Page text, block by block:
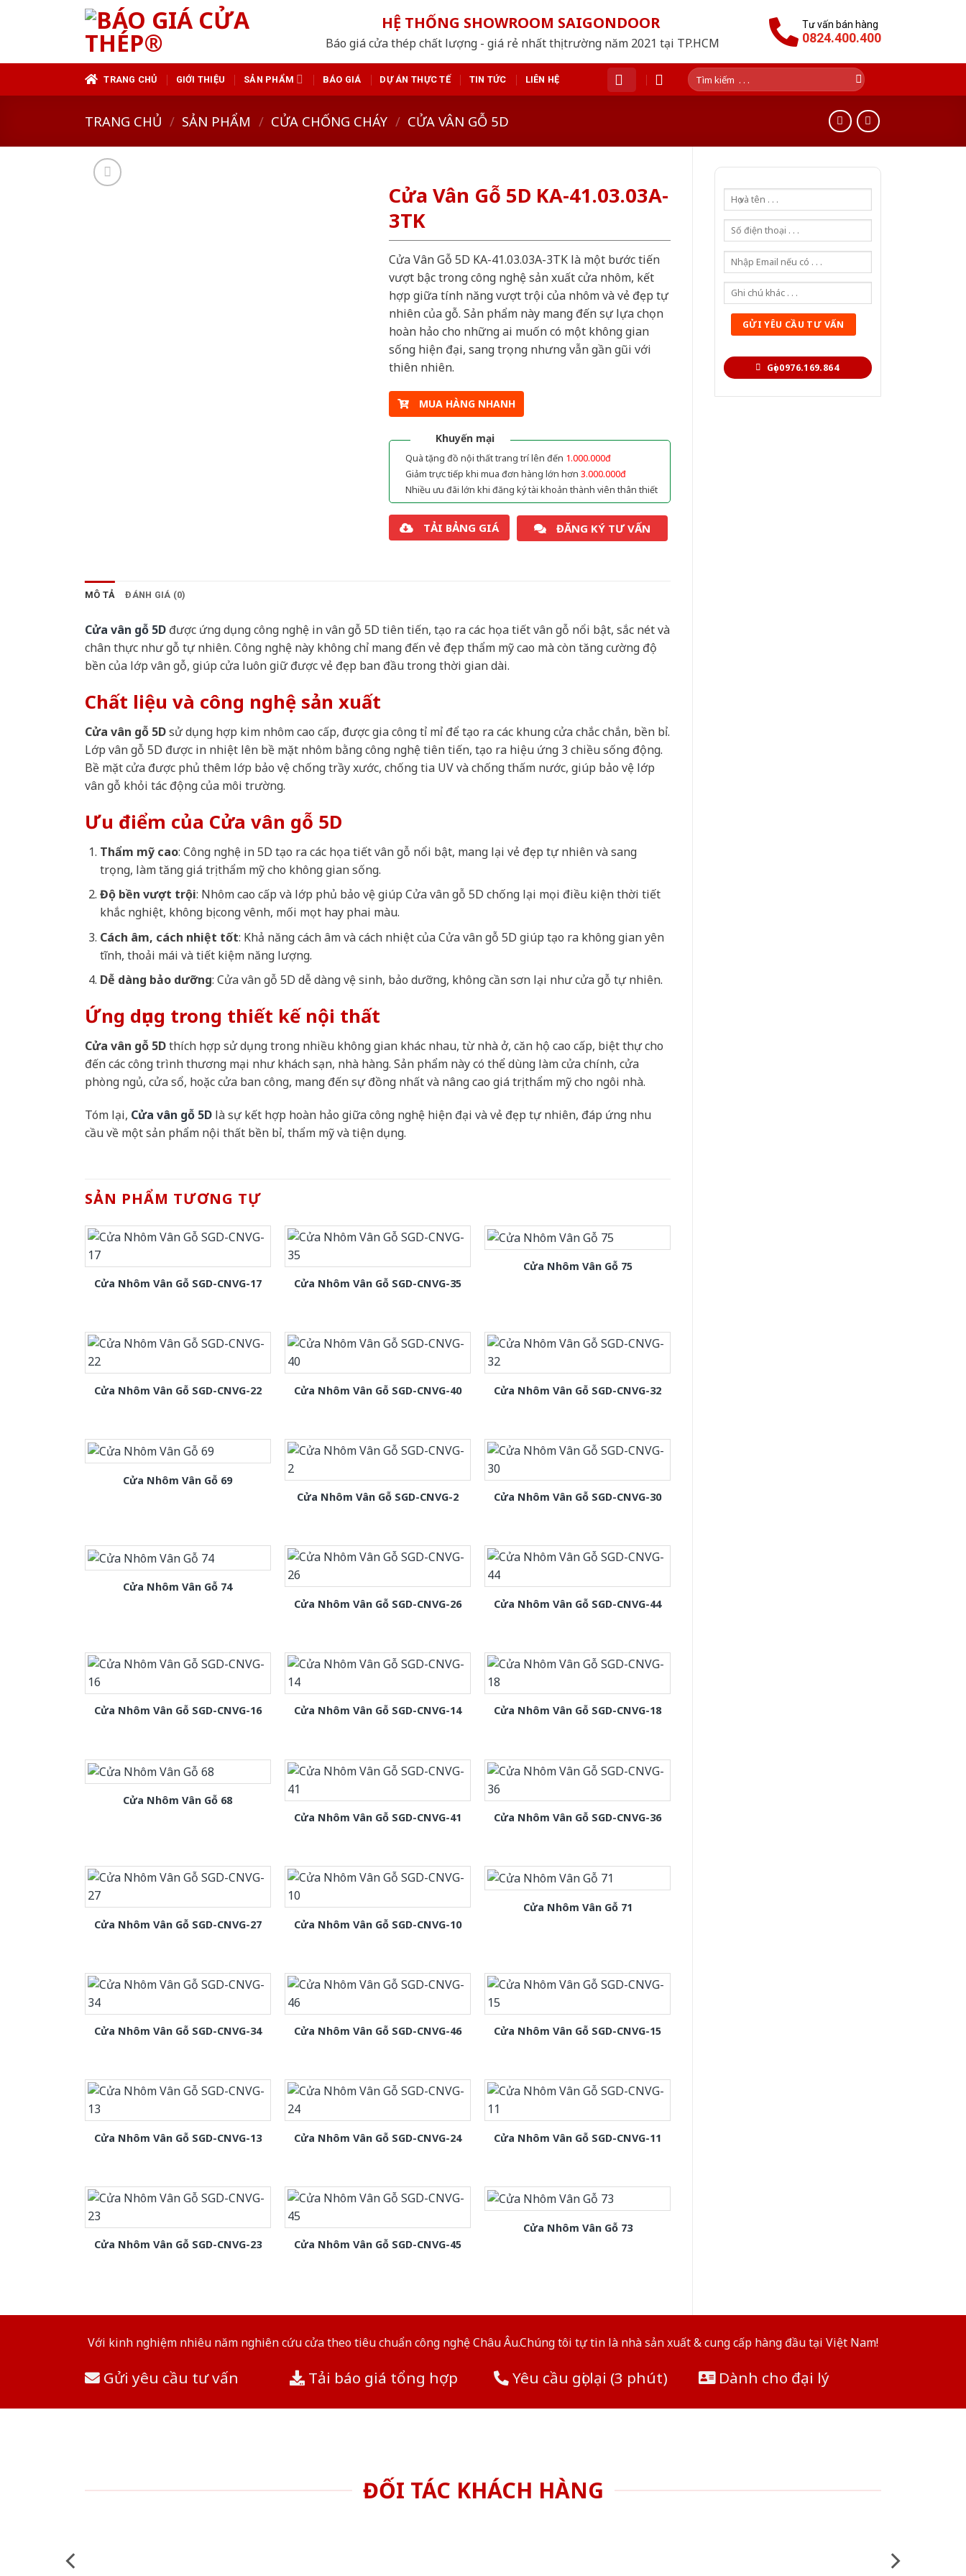
HỆ THỐNG SHOWROOM SAIGONDOOR
Báo giá cửa thép chất lượng - giá rẻ nhất thị trường năm 2021 tại TP.HCM
Tư vấn bán hàng
0824.400.400
TRANG CHỦ GIỚI THIỆU SẢN PHẨM BÁO GIÁ DỰ ÁN THỰC TẾ TIN TỨC LIÊN HỆ
Tìm
kiếm:
TRANG CHỦ / SẢN PHẨM / CỬA CHỐNG CHÁY / CỬA VÂN GỖ 5D
Gọi 0976.169.864
Cửa Vân Gỗ 5D KA-41.03.03A-
3TK
Cửa Vân Gỗ 5D KA-41.03.03A-3TK là một bước tiến
vượt bậc trong công nghệ sản xuất cửa nhôm, kết
hợp giữa tính năng vượt trội của nhôm và vẻ đẹp tự
nhiên của gỗ. Sản phẩm này mang đến sự lựa chọn
hoàn hảo cho những ai muốn có một không gian
sống hiện đại, sang trọng nhưng vẫn gần gũi với
thiên nhiên.
MUA HÀNG NHANH
Khuyến mại
Quà tặng đồ nội thất trang trí lên đến 1.000.000đ
Giảm trực tiếp khi mua đơn hàng lớn hơn 3.000.000đ
Nhiều ưu đãi lớn khi đăng ký tài khoản thành viên thân thiết
TẢI BẢNG GIÁ ĐĂNG KÝ TƯ VẤN
MÔ TẢ ĐÁNH GIÁ (0)
Cửa vân gỗ 5D được ứng dụng công nghệ in vân gỗ 5D tiên tiến, tạo ra các họa tiết vân gỗ nổi bật, sắc nét và
chân thực như gỗ tự nhiên. Công nghệ này không chỉ mang đến vẻ đẹp thẩm mỹ cao mà còn tăng cường độ
bền của lớp vân gỗ, giúp cửa luôn giữ được vẻ đẹp ban đầu trong thời gian dài.
Chất liệu và công nghệ sản xuất
Cửa vân gỗ 5Dsử dụng hợp kim nhôm cao cấp, được gia công tỉ mỉ để tạo ra các khung cửa chắc chắn, bền bỉ.
Lớp vân gỗ 5D được in nhiệt lên bề mặt nhôm bằng công nghệ tiên tiến, tạo ra hiệu ứng 3 chiều sống động.
Bề mặt cửa được phủ thêm lớp bảo vệ chống trầy xước, chống tia UV và chống thấm nước, giúp bảo vệ lớp
vân gỗ khỏi tác động của môi trường.
Ưu điểm của Cửa vân gỗ 5D
Thẩm mỹ cao: Công nghệ in 5D tạo ra các họa tiết vân gỗ nổi bật, mang lại vẻ đẹp tự nhiên và sang
trọng, làm tăng giá trị thẩm mỹ cho không gian sống.
Độ bền vượt trội: Nhôm cao cấp và lớp phủ bảo vệ giúp Cửa vân gỗ 5D chống lại mọi điều kiện thời tiết
khắc nghiệt, không bị cong vênh, mối mọt hay phai màu.
Cách âm, cách nhiệt tốt: Khả năng cách âm và cách nhiệt của Cửa vân gỗ 5D giúp tạo ra không gian yên
tĩnh, thoải mái và tiết kiệm năng lượng.
Dễ dàng bảo dưỡng: Cửa vân gỗ 5D dễ dàng vệ sinh, bảo dưỡng, không cần sơn lại như cửa gỗ tự nhiên.
Ứng dụng trong thiết kế nội thất
Cửa vân gỗ 5Dthích hợp sử dụng trong nhiều không gian khác nhau, từ nhà ở, căn hộ cao cấp, biệt thự cho
đến các công trình thương mại như khách sạn, nhà hàng. Sản phẩm này có thể dùng làm cửa chính, cửa
phòng ngủ, cửa sổ, hoặc cửa ban công, mang đến sự đồng nhất và nâng cao giá trị thẩm mỹ cho ngôi nhà.
Tóm lại, Cửa vân gỗ 5D là sự kết hợp hoàn hảo giữa công nghệ hiện đại và vẻ đẹp tự nhiên, đáp ứng nhu
cầu về một sản phẩm nội thất bền bỉ, thẩm mỹ và tiện dụng.
SẢN PHẨM TƯƠNG TỰ
Cửa Nhôm Vân Gỗ SGD-CNVG-17 Cửa Nhôm Vân Gỗ SGD-CNVG-35
Cửa Nhôm Vân Gỗ 75
Cửa Nhôm Vân Gỗ SGD-CNVG-22 Cửa Nhôm Vân Gỗ SGD-CNVG-40 Cửa Nhôm Vân Gỗ SGD-CNVG-32
Cửa Nhôm Vân Gỗ 69
Cửa Nhôm Vân Gỗ SGD-CNVG-2
Cửa Nhôm Vân Gỗ SGD-CNVG-30
Cửa Nhôm Vân Gỗ 74
Cửa Nhôm Vân Gỗ SGD-CNVG-26
Cửa Nhôm Vân Gỗ SGD-CNVG-44
Cửa Nhôm Vân Gỗ SGD-CNVG-16 Cửa Nhôm Vân Gỗ SGD-CNVG-14 Cửa Nhôm Vân Gỗ SGD-CNVG-18
Cửa Nhôm Vân Gỗ 68
Cửa Nhôm Vân Gỗ SGD-CNVG-41
Cửa Nhôm Vân Gỗ SGD-CNVG-36
Cửa Nhôm Vân Gỗ SGD-CNVG-27 Cửa Nhôm Vân Gỗ SGD-CNVG-10
Cửa Nhôm Vân Gỗ 71
Cửa Nhôm Vân Gỗ SGD-CNVG-34 Cửa Nhôm Vân Gỗ SGD-CNVG-46 Cửa Nhôm Vân Gỗ SGD-CNVG-15
Cửa Nhôm Vân Gỗ SGD-CNVG-13 Cửa Nhôm Vân Gỗ SGD-CNVG-24 Cửa Nhôm Vân Gỗ SGD-CNVG-11
Cửa Nhôm Vân Gỗ SGD-CNVG-23 Cửa Nhôm Vân Gỗ SGD-CNVG-45
Cửa Nhôm Vân Gỗ 73
Với kinh nghiệm nhiêu năm nghiên cứu cửa theo tiêu chuẩn công nghệ Châu Âu.Chúng tôi tự tin là nhà sản xuất & cung cấp hàng đầu tại Việt Nam!
Gửi yêu cầu tư vấn Tải báo giá tổng hợp Yêu cầu gọi lại (3 phút) Dành cho đại lý
ĐỐI TÁC KHÁCH HÀNG